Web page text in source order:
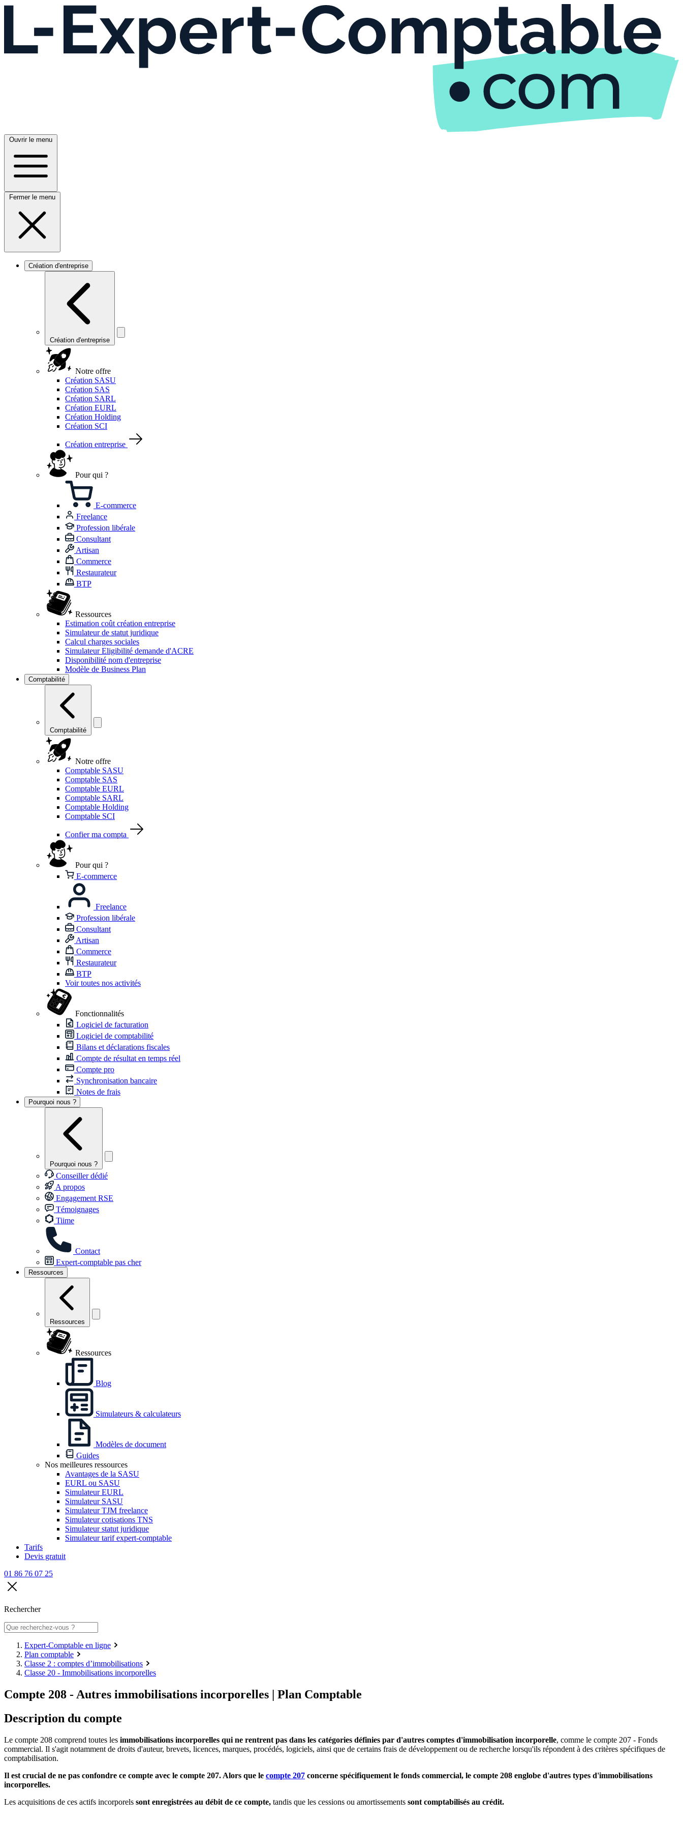
Ouvrir le menu
Fermer le menu
Création d'entreprise
Création d'entreprise
Notre offre
Création SASU
Création SAS
Création SARL
Création EURL
Création Holding
Création SCI
Création entreprise
Pour qui ?
E-commerce
Freelance
Profession libérale
Consultant
Artisan
Commerce
Restaurateur
BTP
Ressources
Estimation coût création entreprise
Simulateur de statut juridique
Calcul charges sociales
Simulateur Eligibilité demande d'ACRE
Disponibilité nom d'entreprise
Modèle de Business Plan
Comptabilité
Comptabilité
Notre offre
Comptable SASU
Comptable SAS
Comptable EURL
Comptable SARL
Comptable Holding
Comptable SCI
Confier ma compta
Pour qui ?
E-commerce
Freelance
Profession libérale
Consultant
Artisan
Commerce
Restaurateur
BTP
Voir toutes nos activités
Fonctionnalités
Logiciel de facturation
Logiciel de comptabilité
Bilans et déclarations fiscales
Compte de résultat en temps réel
Compte pro
Synchronisation bancaire
Notes de frais
Pourquoi nous ?
Pourquoi nous ?
Conseiller dédié
A propos
Engagement RSE
Témoignages
Tiime
Contact
Expert-comptable pas cher
Ressources
Ressources
Ressources
Blog
Simulateurs & calculateurs
Modèles de document
Guides
Nos meilleures ressources
Avantages de la SASU
EURL ou SASU
Simulateur EURL
Simulateur SASU
Simulateur TJM freelance
Simulateur cotisations TNS
Simulateur statut juridique
Simulateur tarif expert-comptable
Tarifs
Devis gratuit
01 86 76 07 25
Rechercher
Expert-Comptable en ligne
Plan comptable
Classe 2 : comptes d’immobilisations
Classe 20 - Immobilisations incorporelles
Compte 208 - Autres immobilisations incorporelles | Plan Comptable
Description du compte
Le compte 208 comprend toutes les immobilisations incorporelles qui ne rentrent pas dans les catégories définies par d'autres comptes d'immobilisation incorporelle, comme le compte 207 - Fonds
commercial. Il s'agit notamment de droits d'auteur, brevets, licences, marques, procédés, logiciels, ainsi que de certains frais de développement ou de recherche lorsqu'ils répondent à des critères spécifiques de
comptabilisation.
Il est crucial de ne pas confondre ce compte avec le compte 207. Alors que le compte 207 concerne spécifiquement le fonds commercial, le compte 208 englobe d'autres types d'immobilisations
incorporelles.
Les acquisitions de ces actifs incorporels sont enregistrées au débit de ce compte, tandis que les cessions ou amortissements sont comptabilisés au crédit.